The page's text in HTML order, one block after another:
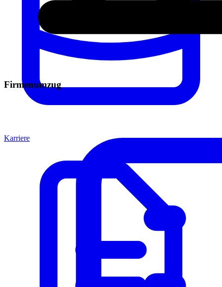
Firmenumzug
Karriere